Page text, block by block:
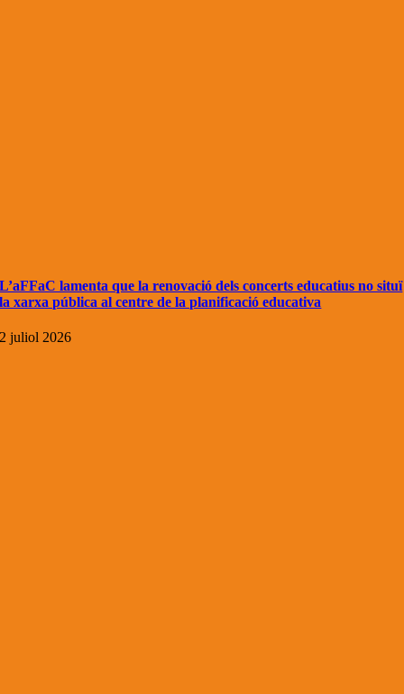
L’aFFaC lamenta que la renovació dels concerts educatius no situï
la xarxa pública al centre de la planificació educativa
2 juliol 2026